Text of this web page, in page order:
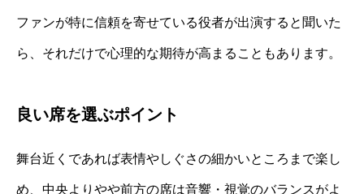
ファンが特に信頼を寄せている役者が出演すると聞いた
ら、それだけで心理的な期待が高まることもあります。
良い席を選ぶポイント
舞台近くであれば表情やしぐさの細かいところまで楽し
め、中央よりやや前方の席は音響・視覚のバランスがよ